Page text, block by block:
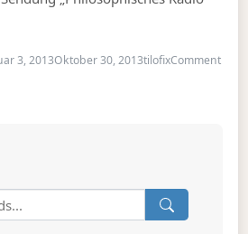
3, 2013Oktober 30, 2013tilofixCommenton